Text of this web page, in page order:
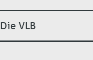
Die VLB